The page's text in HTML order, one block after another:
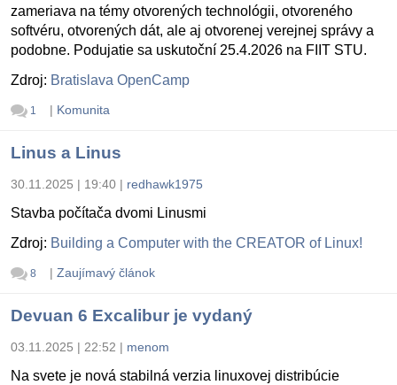
zameriava na témy otvorených technológii, otvoreného
softvéru, otvorených dát, ale aj otvorenej verejnej správy a
podobne. Podujatie sa uskutoční 25.4.2026 na FIIT STU.
Zdroj: Bratislava OpenCamp
1 | Komunita
Linus a Linus
30.11.2025 | 19:40 | redhawk1975
Stavba počítača dvomi Linusmi
Zdroj: Building a Computer with the CREATOR of Linux!
8 | Zaujímavý článok
Devuan 6 Excalibur je vydaný
03.11.2025 | 22:52 | menom
Na svete je nová stabilná verzia linuxovej distribúcie